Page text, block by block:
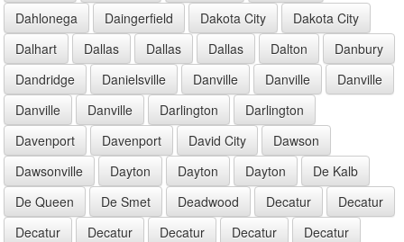
Dahlonega
Daingerfield Dakota City
Dakota City
Dalhart
Dallas Dallas Dallas Dalton
Danbury
Dandridge
Danielsville Danville Danville
Danville
Danville
Danville Darlington
Darlington
Davenport
Davenport David City
Dawson
Dawsonville
Dayton Dayton Dayton
De Kalb
De Queen
De Smet Deadwood Decatur
Decatur
Decatur
Decatur Decatur Decatur
Decatur